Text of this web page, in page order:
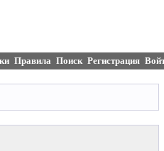
Правила Поиск Регистрация